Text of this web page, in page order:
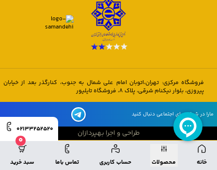
خانه محصولات حساب کاربری تماس باما
0
سبد خرید
02133252520
فروشگاه مرکزی: تهران،اتوبان امام علی شمال به جنوب، کنارگذر بعد از خیابان
پیروزی، بلوار نیکنام شرقی، پلاک 8، فروشگاه تایلیور
مارا در شبکه های اجتماعی دنبال کنید
طراحی و اجرا بهپردازان
طراحی و اجرا بهپردازان